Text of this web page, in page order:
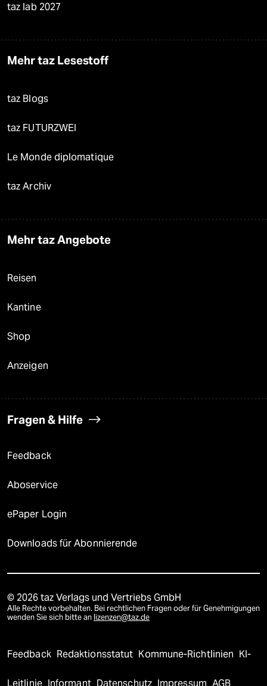
taz lab 2027
Mehr taz Lesestoff
taz Blogs
taz FUTURZWEI
Le Monde diplomatique
taz Archiv
Mehr taz Angebote
Reisen
Kantine
Shop
Anzeigen
Fragen & Hilfe
Feedback
Aboservice
ePaper Login
Downloads für Abonnierende
© 2026 taz Verlags und Vertriebs GmbH
Alle Rechte vorbehalten. Bei rechtlichen Fragen oder für Genehmigungen
wenden Sie sich bitte an lizenzen@taz.de
Feedback Redaktionsstatut Kommune-Richtlinien KI-
Leitlinie Informant Datenschutz Impressum AGB